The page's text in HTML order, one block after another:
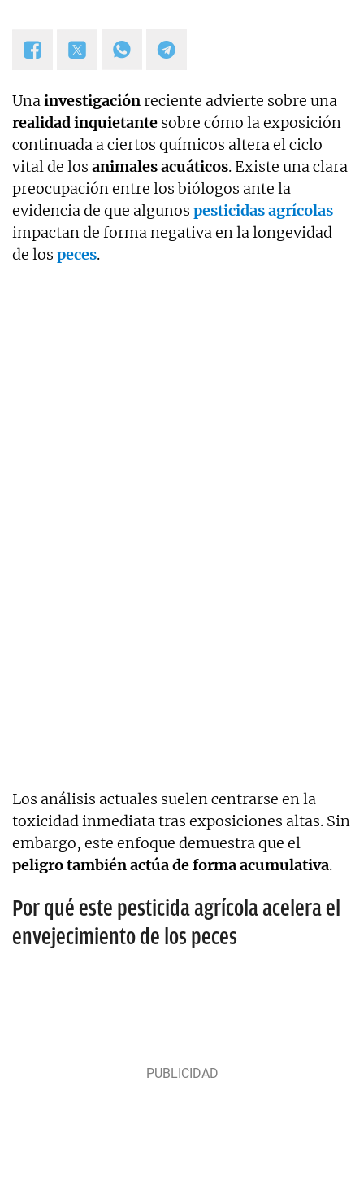
Unainvestigaciónreciente advierte sobre una
realidad inquietante sobre cómo la exposición
continuada a ciertos químicos altera el ciclo
vital de los animales acuáticos. Existe una clara
preocupación entre los biólogos ante la
evidencia de que algunos pesticidas agrícolas
impactan de forma negativa en la longevidad
de los peces.
Los análisis actuales suelen centrarse en la
toxicidad inmediata tras exposiciones altas. Sin
embargo, este enfoque demuestra que el
peligrotambién actúa de forma acumulativa.
Por qué este pesticida agrícola acelera el
envejecimiento de los peces